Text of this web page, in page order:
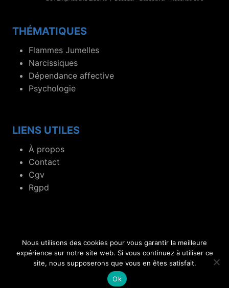
THÉMATIQUES
Flammes Jumelles
Narcissiques
Dépendance affective
Psychologie
LIENS UTILES
À propos
Contact
Cgv
Rgpd
© 2019- 2026 Blog dédié aux flammes jumelles et
relations toxiques.
Nous utilisons des cookies pour vous garantir la meilleure
expérience sur notre site web. Si vous continuez à utiliser ce
site, nous supposerons que vous en êtes satisfait.
Ok